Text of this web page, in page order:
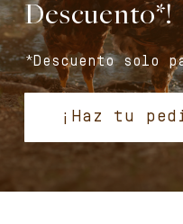
Descuento*!
*Descuento solo
¡Haz tu